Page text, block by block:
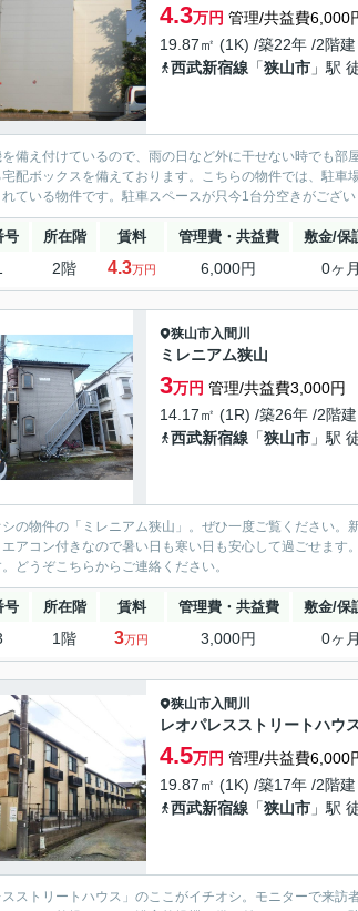
4.3万円 管理/共益費6,000
19.87㎡ (1K) /築22年 /2階建
西武新宿線 「狭山市 」駅
備え付けているので、雨の日など外に干せない時でも
配ボックスを備えております。こちらの物件では、駐
ている物件です。駐車スペースが只今1台分空きがござ
号 所在階 賃料 管理費・共益費 敷金/保
2階 4.3万円 6,000円 0ヶ月
狭山市入間川
ミレニアム狭山
3万円 管理/共益費3,000円
14.17㎡ (1R) /築26年 /2階建
西武新宿線 「狭山市 」駅
の物件の「ミレニアム狭山」。ぜひ一度ご覧ください
アコン付きなので暑い日も寒い日も安心して過ごせま
どうぞこちらからご連絡ください。
号 所在階 賃料 管理費・共益費 敷金/保
1階 3万円 3,000円 0ヶ月
狭山市入間川
レオパレスストリートハウ
4.5万円 管理/共益費6,000
19.87㎡ (1K) /築17年 /2階建
西武新宿線 「狭山市 」駅
スストリートハウス」のここがイチオシ。モニターで来